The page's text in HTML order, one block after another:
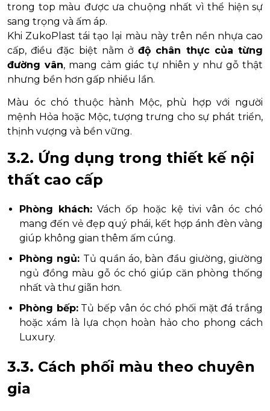
trong top màu được ưa chuộng nhất vì thể hiện sự
sang trọng và ấm áp.
Khi ZukoPlast tái tạo lại màu này trên nền nhựa cao
cấp, điều đặc biệt nằm ởđộ chân thực của từng
đường vân, mang cảm giác tự nhiên y như gỗ thật
nhưng bền hơn gấp nhiều lần.
Màu óc chó thuộc hành Mộc, phù hợp với người
mệnh Hỏa hoặc Mộc, tượng trưng cho sự phát triển,
thịnh vượng và bền vững.
3.2. Ứng dụng trong thiết kế nội
thất cao cấp
Phòng khách: Vách ốp hoặc kệ tivi vân óc chó
mang đến vẻ đẹp quý phái, kết hợp ánh đèn vàng
giúp không gian thêm ấm cúng.
Phòng ngủ: Tủ quần áo, bàn đầu giường, giường
ngủ đồng màu gỗ óc chó giúp căn phòng thống
nhất và thư giãn hơn.
Phòng bếp:Tủ bếp vân óc chó phối mặt đá trắng
hoặc xám là lựa chọn hoàn hảo cho phong cách
Luxury.
3.3. Cách phối màu theo chuyên
gia